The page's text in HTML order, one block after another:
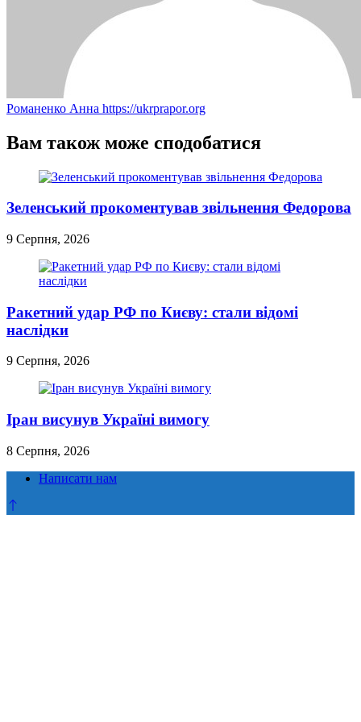
Романенко Анна https://ukrprapor.org
Вам також може сподобатися
Зеленський прокоментував звільнення Федорова
9 Серпня, 2026
Ракетний удар РФ по Києву: стали відомі
наслідки
9 Серпня, 2026
Іран висунув Україні вимогу
8 Серпня, 2026
Написати нам
Прокрутка
до